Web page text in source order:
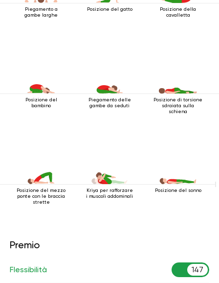
Piegamento a
gambe larghe
Posizione del gatto
Posizione della
cavalletta
Posizione del
bambino
Piegamento delle
gambe da seduti
Posizione di torsione
sdraiata sulla
schiena
Posizione del mezzo
ponte con le braccia
strette
Kriya per rafforzare
i muscoli addominali
Posizione del sonno
Premio
Flessibilità 147